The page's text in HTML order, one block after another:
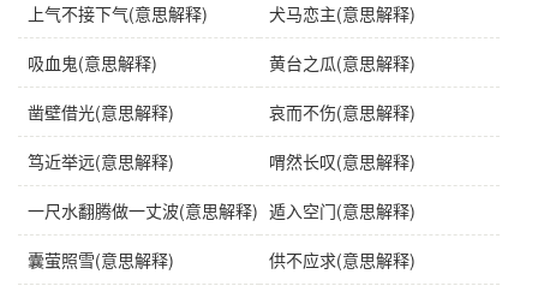
近义词 转瞬之间
英语 as quick as a wink（in a trice）
字义分解
shùn
瞬
xī
息 之
jiān jiàn
间
上气不接下气(意思解释) 犬马恋主(意思解释)
吸血鬼(意思解释) 黄台之瓜(意思解释)
凿壁借光(意思解释) 哀而不伤(意思解释)
笃近举远(意思解释) 喟然长叹(意思解释)
一尺水翻腾做一丈波(意思解释) 遁入空门(意思解释)
囊萤照雪(意思解释) 供不应求(意思解释)